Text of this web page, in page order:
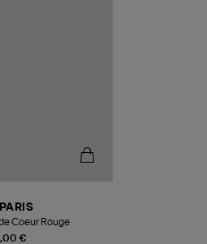
€
Coeur Rouge